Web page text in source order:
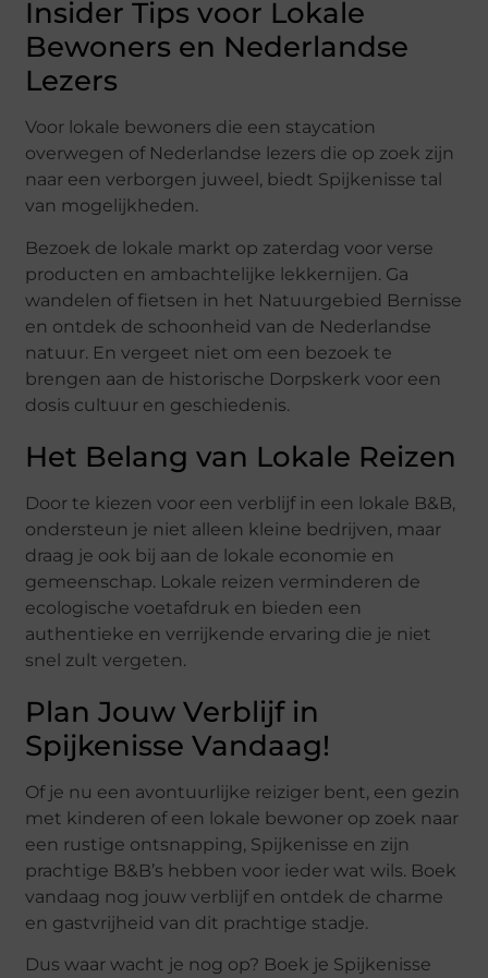
Insider Tips voor Lokale
Bewoners en Nederlandse
Lezers
Voor lokale bewoners die een staycation
overwegen of Nederlandse lezers die op zoek zijn
naar een verborgen juweel, biedt Spijkenisse tal
van mogelijkheden.
Bezoek de lokale markt op zaterdag voor verse
producten en ambachtelijke lekkernijen. Ga
wandelen of fietsen in het Natuurgebied Bernisse
en ontdek de schoonheid van de Nederlandse
natuur. En vergeet niet om een bezoek te
brengen aan de historische Dorpskerk voor een
dosis cultuur en geschiedenis.
Het Belang van Lokale Reizen
Door te kiezen voor een verblijf in een lokale B&B,
ondersteun je niet alleen kleine bedrijven, maar
draag je ook bij aan de lokale economie en
gemeenschap. Lokale reizen verminderen de
ecologische voetafdruk en bieden een
authentieke en verrijkende ervaring die je niet
snel zult vergeten.
Plan Jouw Verblijf in
Spijkenisse Vandaag!
Of je nu een avontuurlijke reiziger bent, een gezin
met kinderen of een lokale bewoner op zoek naar
een rustige ontsnapping, Spijkenisse en zijn
prachtige B&B’s hebben voor ieder wat wils. Boek
vandaag nog jouw verblijf en ontdek de charme
en gastvrijheid van dit prachtige stadje.
Dus waar wacht je nog op? Boek je Spijkenisse